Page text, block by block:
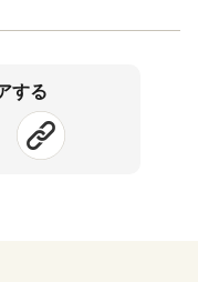
する